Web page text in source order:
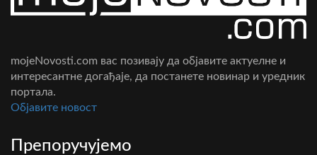
mojeNovosti.com вас позивају да објавите актуелне и
интересантне догађаје, да постанете новинар и уредник
портала.
Oбјавите новост
Препоручујемо